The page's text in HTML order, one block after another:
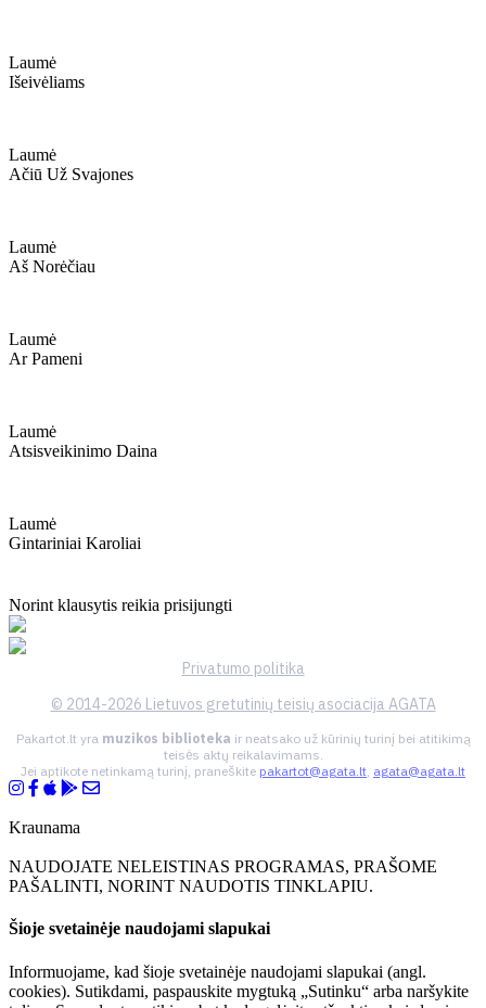
Laumė
Išeivėliams
Laumė
Ačiū Už Svajones
Laumė
Aš Norėčiau
Laumė
Ar Pameni
Laumė
Atsisveikinimo Daina
Laumė
Gintariniai Karoliai
Norint klausytis reikia prisijungti
Privatumo politika
© 2014-2026 Lietuvos gretutinių teisių asociacija AGATA
Pakartot.lt yra muzikos biblioteka ir neatsako už kūrinių turinį bei atitikimą
teisės aktų reikalavimams.
Jei aptikote netinkamą turinį, praneškite pakartot@agata.lt, agata@agata.lt
Kraunama
NAUDOJATE NELEISTINAS PROGRAMAS, PRAŠOME
PAŠALINTI, NORINT NAUDOTIS TINKLAPIU.
Šioje svetainėje naudojami slapukai
Informuojame, kad šioje svetainėje naudojami slapukai (angl.
cookies). Sutikdami, paspauskite mygtuką „Sutinku“ arba naršykite